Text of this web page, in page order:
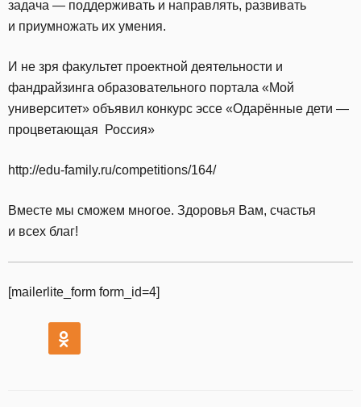
задача — поддерживать и направлять, развивать
и приумножать их умения.
И не зря факультет проектной деятельности и
фандрайзинга образовательного портала «Мой
университет» объявил конкурс эссе «Одарённые дети —
процветающая Россия»
http://edu-family.ru/competitions/164/
Вместе мы сможем многое. Здоровья Вам, счастья
и всех благ!
[mailerlite_form form_id=4]